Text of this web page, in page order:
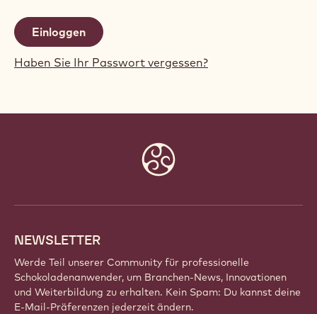
Haben Sie Ihr Passwort vergessen?
NEWSLETTER
Werde Teil unserer Community für professionelle
Schokoladenanwender, um Branchen-News, Innovationen
und Weiterbildung zu erhalten. Kein Spam: Du kannst deine
E-Mail-Präferenzen jederzeit ändern.